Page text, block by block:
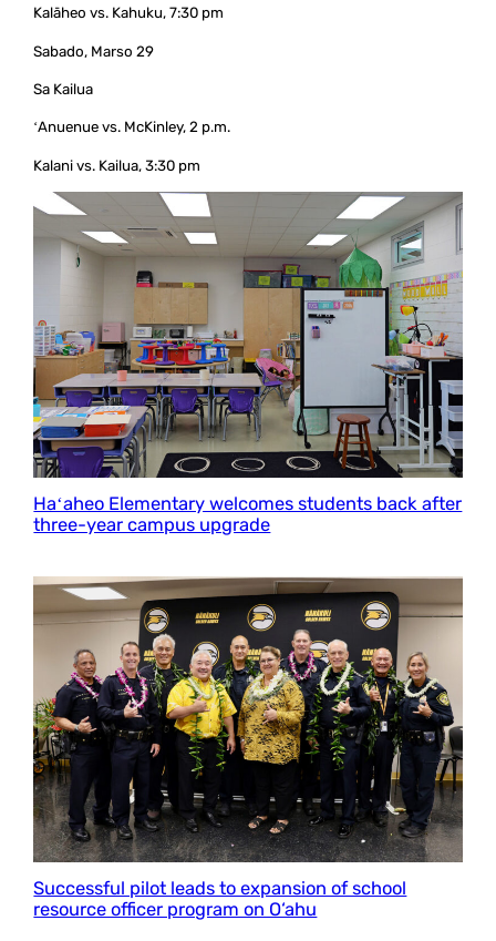
Kalāheo vs. Kahuku, 7:30 pm
Sabado, Marso 29
Sa Kailua
ʻAnuenue vs. McKinley, 2 p.m.
Kalani vs. Kailua, 3:30 pm
Haʻaheo Elementary welcomes students back after
three-year campus upgrade
Successful pilot leads to expansion of school
resource officer program on O‘ahu